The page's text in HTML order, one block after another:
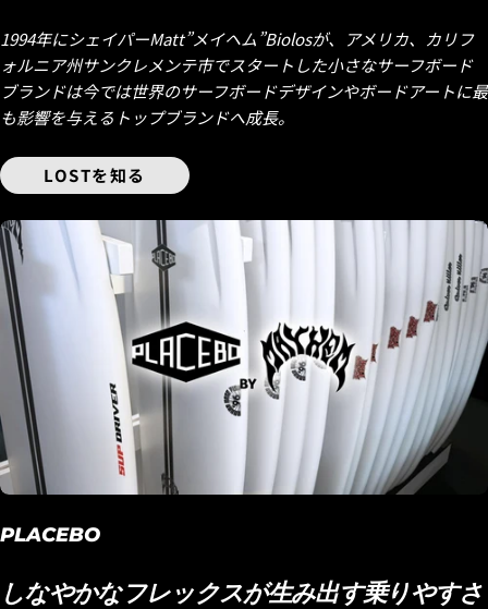
1994年にシェイパーMatt”メイヘム”Biolosが、アメリカ、カリフ
ォルニア州サンクレメンテ市でスタートした小さなサーフボード
ブランドは今では世界のサーフボードデザインやボードアートに最
も影響を与えるトップブランドへ成長。
LOSTを知る
PLACEBO
しなやかなフレックスが生み出す乗りやすさ